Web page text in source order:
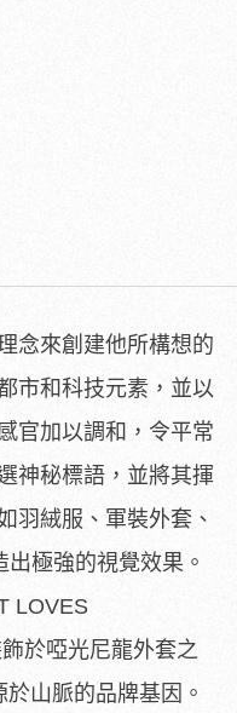
念來創建他所構想的
市和科技元素，並以
官加以調和，令平常
神秘標語，並將其揮
羽絨服、軍裝外套、
極強的視覺效果。
LOVES
於啞光尼龍外套之
於山脈的品牌基因。